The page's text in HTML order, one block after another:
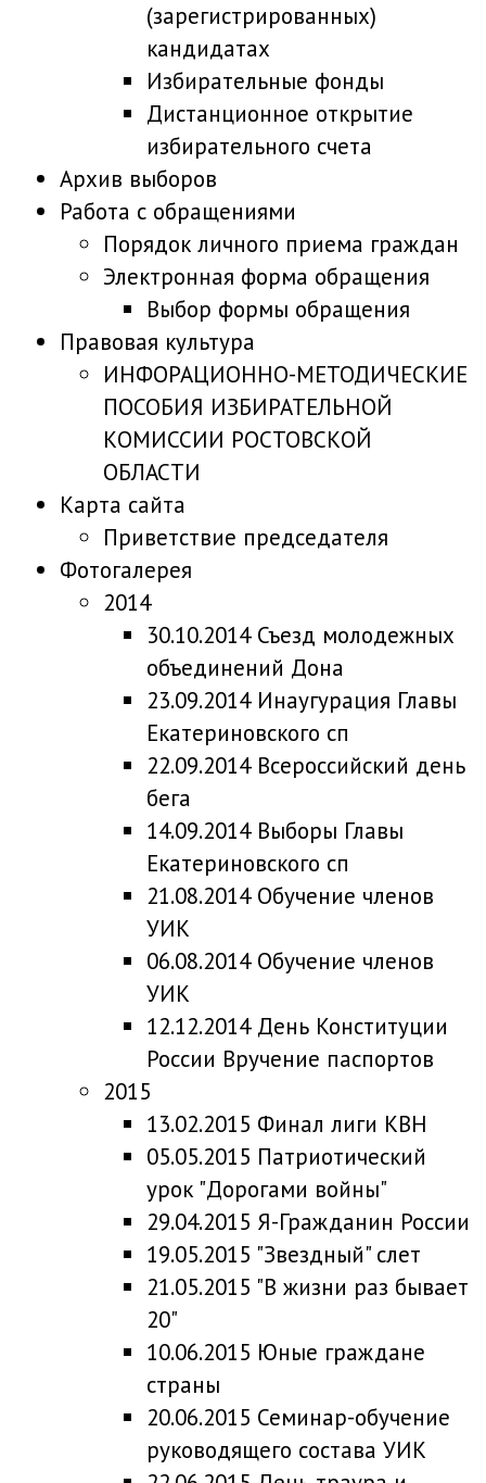
(зарегистрированных)
кандидатах
Избирательные фонды
Дистанционное открытие
избирательного счета
Архив выборов
Работа с обращениями
Порядок личного приема граждан
Электронная форма обращения
Выбор формы обращения
Правовая культура
ИНФОРАЦИОННО-МЕТОДИЧЕСКИЕ
ПОСОБИЯ ИЗБИРАТЕЛЬНОЙ
КОМИССИИ РОСТОВСКОЙ
ОБЛАСТИ
Карта сайта
Приветствие председателя
Фотогалерея
2014
30.10.2014 Съезд молодежных
объединений Дона
23.09.2014 Инаугурация Главы
Екатериновского сп
22.09.2014 Всероссийский день
бега
14.09.2014 Выборы Главы
Екатериновского сп
21.08.2014 Обучение членов
УИК
06.08.2014 Обучение членов
УИК
12.12.2014 День Конституции
России Вручение паспортов
2015
13.02.2015 Финал лиги КВН
05.05.2015 Патриотический
урок "Дорогами войны"
29.04.2015 Я-Гражданин России
19.05.2015 "Звездный" слет
21.05.2015 "В жизни раз бывает
20"
10.06.2015 Юные граждане
страны
20.06.2015 Семинар-обучение
руководящего состава УИК